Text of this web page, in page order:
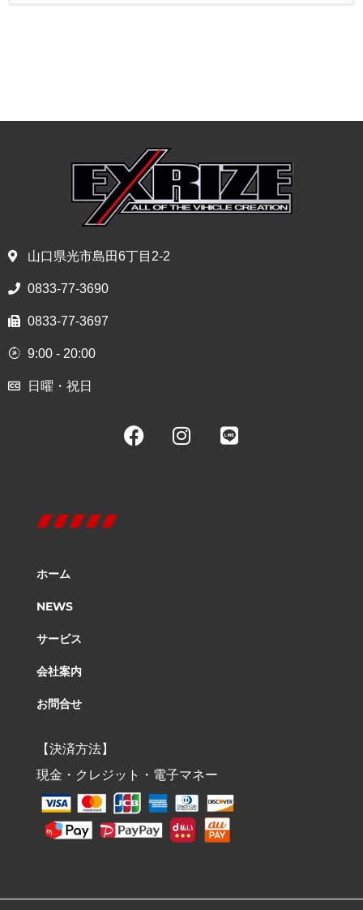
山口県光市島田6丁目2-2
0833-77-3690
0833-77-3697
9:00 - 20:00
日曜・祝日
ホーム
NEWS
サービス
会社案内
お問合せ
【決済方法】
現金・クレジット・電子マネー